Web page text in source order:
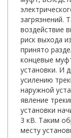
загрязнений.
воздействие
риск выхода
принято
концевые
установки. И
усилению
наружной
явление
установки
3 кВ. Таким
месту